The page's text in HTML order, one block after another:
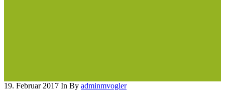
19. Februar 2017 In By adminmvogler